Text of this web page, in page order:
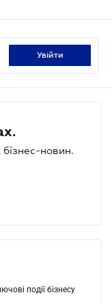
увійти
бізнес-новин.
події бізнесу